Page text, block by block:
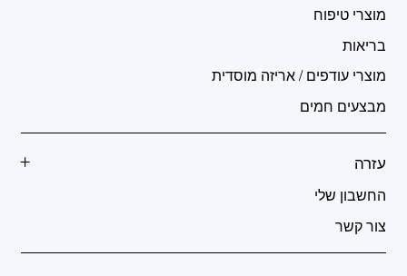
מוצרי טיפוח
בריאות
מוצרי עודפים / אריזה מוסדית
מבצעים חמים
עזרה
החשבון שלי
צור קשר